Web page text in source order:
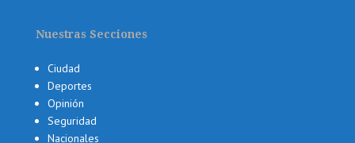
Nuestras Secciones
Ciudad
Deportes
Opinión
Seguridad
Nacionales